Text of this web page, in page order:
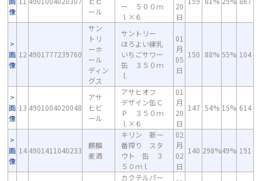
像
ール
ー ５００ｍ
ｌ×６
20
日
画
像
12 4901777239760
サン
トリ
ーホ
ール
ディン
グス
サントリー
ほろよい練乳
いちごサワー
缶 ３５０ｍ
ｌ
01
月
05
日
150 88% 55% 104
画
像
13 4901004020048
アサ
ヒビ
ール
アサヒオフ
デザイン缶Ｃ
Ｐ ３５０ｍ
ｌ×６
01
月
20
日
147 54% 15% 614
画
像
14 4901411040233
麒麟
麦酒
キリン 新一
番搾り スタ
ウト 缶 ３
５０ｍｌ
02
月
02
日
140 298%49% 191
カクテルパー